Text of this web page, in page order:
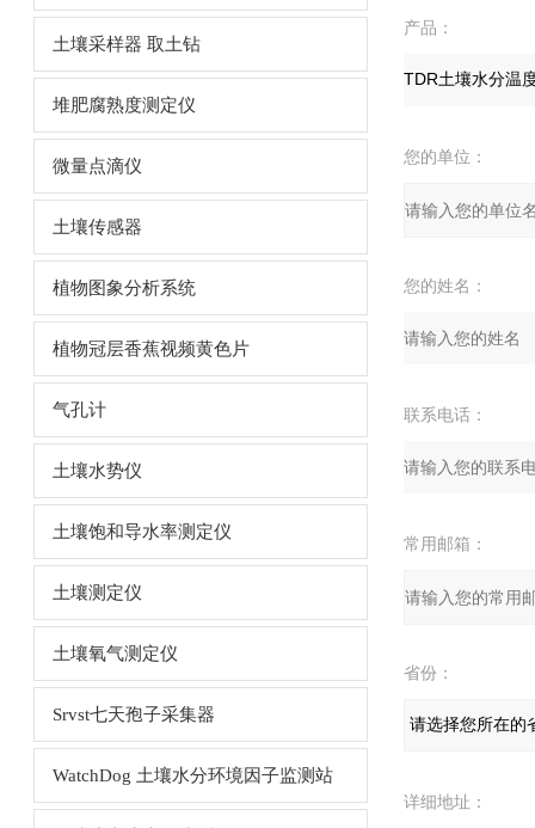
土壤采样器 取土钻
堆肥腐熟度测定仪
微量点滴仪
土壤传感器
植物图象分析系统
植物冠层香蕉视频黄色片
气孔计
土壤水势仪
土壤饱和导水率测定仪
土壤测定仪
土壤氧气测定仪
Srvst七天孢子采集器
WatchDog 土壤水分环境因子监测站
产品：
您的单位：
您的姓名：
联系电话：
常用邮箱：
省份：
详细地址：